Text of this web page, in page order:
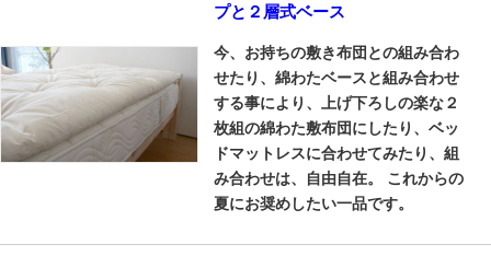
プと２層式ベース
今、お持ちの敷き布団との組み合わ
せたり、綿わたベースと組み合わせ
する事により、上げ下ろしの楽な２
枚組の綿わた敷布団にしたり、ベッ
ドマットレスに合わせてみたり、組
み合わせは、自由自在。 これからの
夏にお奨めしたい一品です。